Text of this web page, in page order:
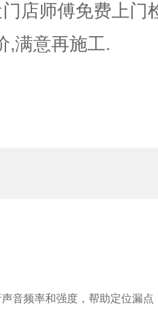
店师傅免费上门
,满意再施工.
音频率和强度，帮助定位漏点